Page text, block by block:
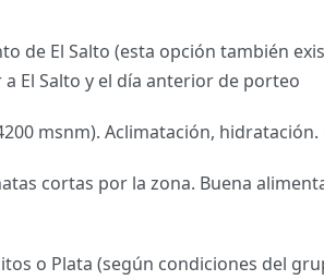
de El Salto (esta opción también
El Salto y el día anterior de porteo
msnm). Aclimatación,
cortas por la zona. Buena
o Plata (según condiciones del